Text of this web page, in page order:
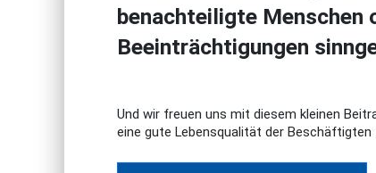
benachteiligte Menschen
Beeinträchtigungen
Und wir freuen uns mit diesem kleinen
eine gute Lebensqualität der